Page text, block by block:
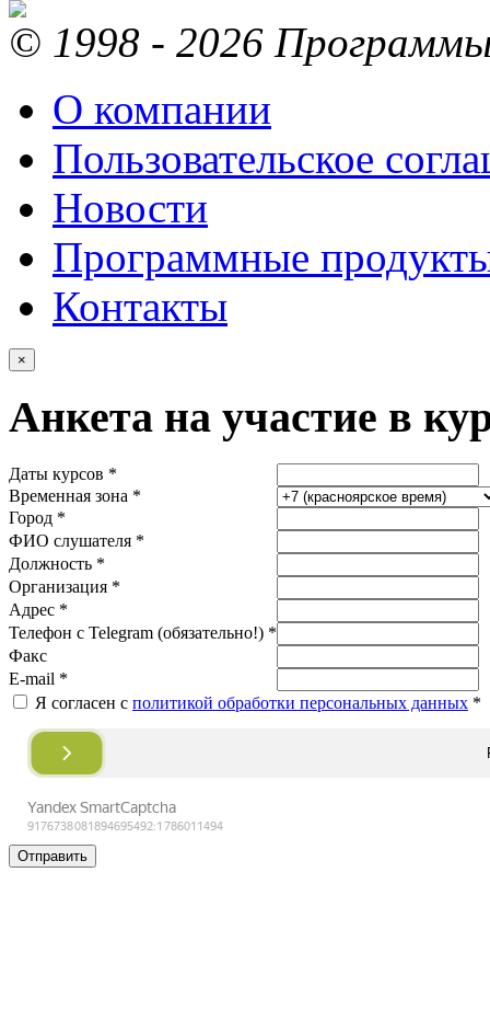
© 1998 - 2026 Программы
О компании
Пользовательское
Новости
Программные
Контакты
×
Анкета на участие в
Даты курсов *
Временная зона *
Город *
ФИО слушателя *
Должность *
Организация *
Адрес *
Телефон с Telegram (обязательно!) *
Факс
E-mail *
Я согласен с политикой обработки персональных данных *
Отправить